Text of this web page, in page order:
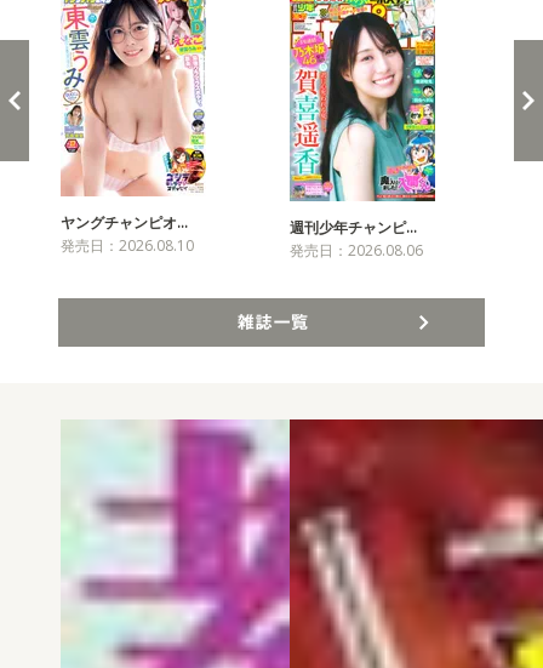
ヤングチャンピオ…
発売日：2026.08.10
週刊少年チャンピ…
発売日：2026.08.06